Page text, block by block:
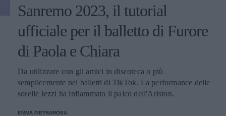
Sanremo 2023, il tutorial
ufficiale per il balletto di Furore
di Paola e Chiara
Da utilizzare con gli amici in discoteca o più
semplicemente nei balletti di TikTok. La performance delle
sorelle Iezzi ha infiammato il palco dell'Ariston.
EMMA PIETRAROSA